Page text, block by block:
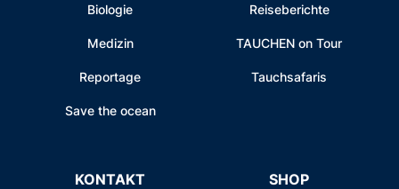
Biologie
Medizin
Reportage
Save the ocean
Reiseberichte
TAUCHEN on Tour
Tauchsafaris
KONTAKT SHOP